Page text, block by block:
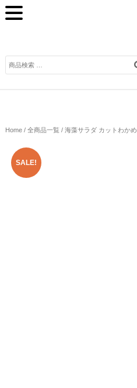
検
索
Home/ 全商品一覧/ 海藻サラダ カットわかめ
SALE!